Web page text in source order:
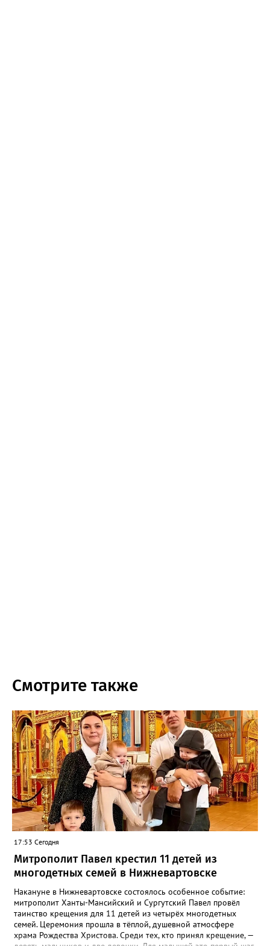
Смотрите также
17:53 Сегодня
Митрополит Павел крестил 11 детей из
многодетных семей в Нижневартовске
Накануне в Нижневартовске состоялось особенное событие:
митрополит Ханты-Мансийский и Сургутский Павел провёл
таинство крещения для 11 детей из четырёх многодетных
семей. Церемония прошла в тёплой, душевной атмосфере
храма Рождества Христова. Среди тех, кто принял крещение, —